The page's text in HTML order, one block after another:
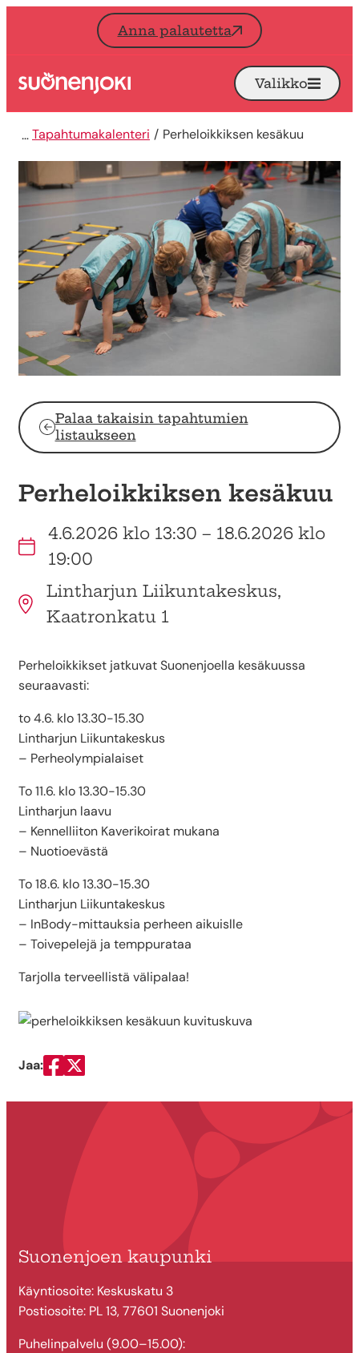
Siirry sisältöön
Anna palautetta
Etusivu Avaa
Valikko
Tapahtumakalenteri Perheloikkiksen kesäkuu
Palaa takaisin tapahtumien
listaukseen
Perheloikkiksen kesäkuu
4.6.2026 klo 13:30 – 18.6.2026 klo
19:00
Lintharjun Liikuntakeskus,
Kaatronkatu 1
Perheloikkikset jatkuvat Suonenjoella kesäkuussa
seuraavasti:
to 4.6. klo 13.30-15.30
Lintharjun Liikuntakeskus
– Perheolympialaiset
To 11.6. klo 13.30-15.30
Lintharjun laavu
– Kennelliiton Kaverikoirat mukana
– Nuotioevästä
To 18.6. klo 13.30-15.30
Lintharjun Liikuntakeskus
– InBody-mittauksia perheen aikuislle
– Toivepelejä ja temppurataa
Tarjolla terveellistä välipalaa!
Jaa:
Jaa Facebookissa
Jaa Twitterissä
Suonenjoen kaupunki
Käyntiosoite: Keskuskatu 3
Postiosoite: PL 13, 77601 Suonenjoki
Puhelinpalvelu (9.00–15.00):